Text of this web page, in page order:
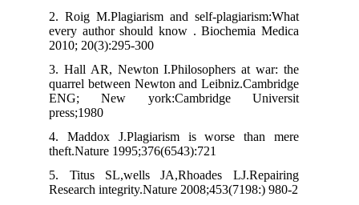
2. Roig M.Plagiarism and self-plagiarism:What
every author should know . Biochemia Medica
2010; 20(3):295-300
3. Hall AR, Newton I.Philosophers at war: the
quarrel between Newton and Leibniz.Cambridge
ENG; New york:Cambridge Universit
press;1980
4. Maddox J.Plagiarism is worse than mere
theft.Nature 1995;376(6543):721
5. Titus SL,wells JA,Rhoades LJ.Repairing
Research integrity.Nature 2008;453(7198:) 980-2